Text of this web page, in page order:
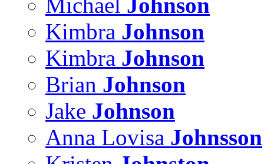
Kimbra Johnson
Kimbra Johnson
Brian Johnson
Jake Johnson
Anna Lovisa Johnsson